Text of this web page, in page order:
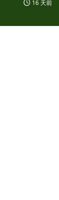
16 天前